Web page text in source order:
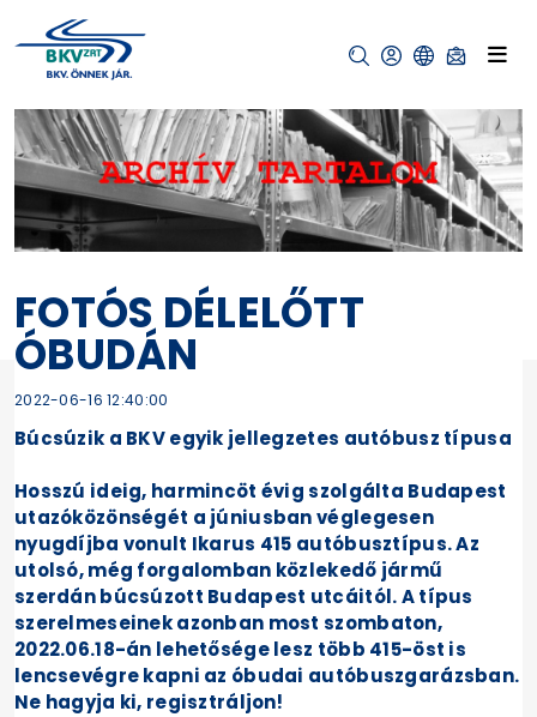
FOTÓS DÉLELŐTT
ÓBUDÁN
2022-06-16 12:40:00
Búcsúzik a BKV egyik jellegzetes autóbusz típusa
Hosszú ideig, harmincöt évig szolgálta Budapest
utazóközönségét a júniusban véglegesen
nyugdíjba vonult Ikarus 415 autóbusztípus. Az
utolsó, még forgalomban közlekedő jármű
szerdán búcsúzott Budapest utcáitól. A típus
szerelmeseinek azonban most szombaton,
2022.06.18-án lehetősége lesz több 415-öst is
lencsevégre kapni az óbudai autóbuszgarázsban.
Ne hagyja ki, regisztráljon!